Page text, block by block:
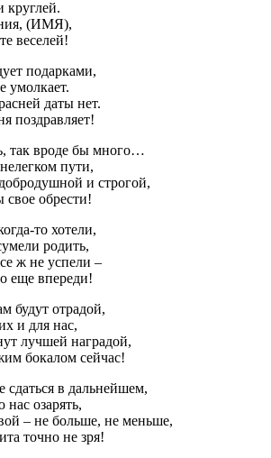
круглей.
(ИМЯ),
веселей!
подарками,
умолкает.
даты нет.
поздравляет!
так вроде бы много…
пути,
и строгой,
свое обрести!
то хотели,
родить,
ж не успели –
еще впереди!
будут отрадой,
и для нас,
лучшей наградой,
бокалом сейчас!
в дальнейшем,
озарять,
– не больше, не меньше,
точно не зря!